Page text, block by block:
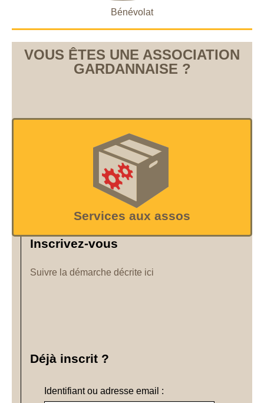
Bénévolat
VOUS ÊTES UNE ASSOCIATION
GARDANNAISE ?
Services aux assos
Inscrivez-vous
Suivre la démarche décrite ici
Déjà inscrit ?
Identifiant ou adresse email :